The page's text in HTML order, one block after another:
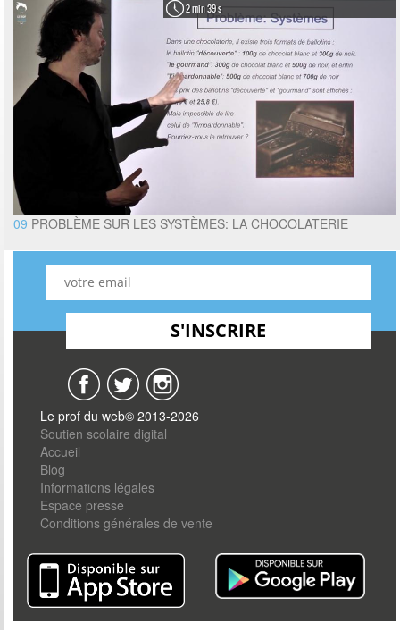
2 min 39 s
09 PROBLÈME SUR LES SYSTÈMES: LA CHOCOLATERIE
Le prof du web© 2013-2026
Soutien scolaire digital
Accueil
Blog
Informations légales
Espace presse
Conditions générales de vente